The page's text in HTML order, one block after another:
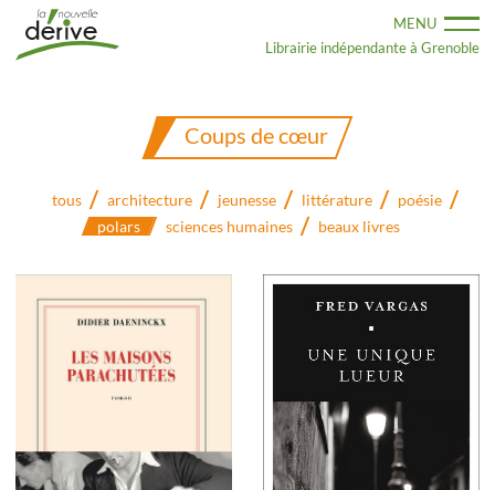
contenu
principal
Librairie indépendante à Grenoble
MENU
Coups de cœur
tous architecture jeunesse littérature
poésie
polars
sciences humaines beaux livres